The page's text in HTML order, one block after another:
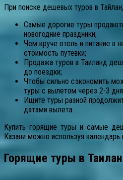
При поиске дешевых туров в
Самые дорогие туры
новогодние праздники;
Чем круче отель и питание в
стоимость путевки;
Продажа туров в Таиланд
до поездки;
Чтобы сильно сэкономить
туры с вылетом через 2-3
Ищите туры разной
датами вылета.
Купить горящие туры и самые
Казани можно используя календарь
Горящие туры в